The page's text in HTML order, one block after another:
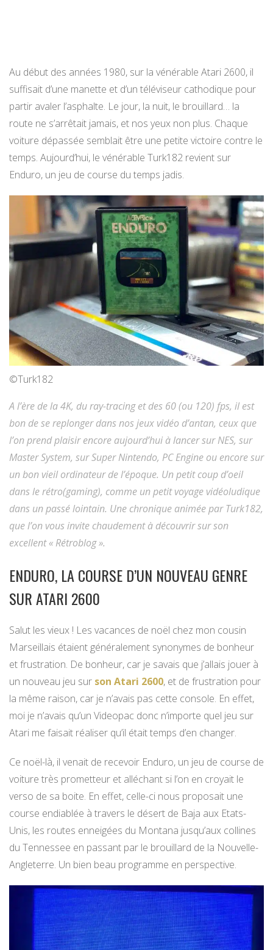
Au début des années 1980, sur la vénérable Atari 2600, il
suffisait d’une manette et d’un téléviseur cathodique pour
partir avaler l’asphalte. Le jour, la nuit, le brouillard… la
route ne s’arrêtait jamais, et nos yeux non plus. Chaque
voiture dépassée semblait être une petite victoire contre le
temps. Aujourd’hui, le vénérable Turk182 revient sur
Enduro, un jeu de course du temps jadis.
©Turk182
A l’ère de la 4K, du ray-tracing et des 60 (ou 120) fps, il est
bon de se replonger dans nos jeux vidéo d’antan, ceux que
l’on prend plaisir encore aujourd’hui à lancer sur NES, sur
Master System, sur Super Nintendo, PC Engine ou encore sur
un bon vieil ordinateur de l’époque. Un petit coup d’oeil
dans le rétro(gaming), comme un petit voyage vidéoludique
dans un passé lointain. Une chronique animée par Turk182,
que l’on vous invite chaudement à découvrir sur son
excellent « Rétroblog ».
ENDURO, LA COURSE D’UN NOUVEAU GENRE
SUR ATARI 2600
Salut les vieux ! Les vacances de noël chez mon cousin
Marseillais étaient généralement synonymes de bonheur
et frustration. De bonheur, car je savais que j’allais jouer à
un nouveau jeu sur son Atari 2600, et de frustration pour
la même raison, car je n’avais pas cette console. En effet,
moi je n’avais qu’un Videopac donc n’importe quel jeu sur
Atari me faisait réaliser qu’il était temps d’en changer.
Ce noël-là, il venait de recevoir Enduro, un jeu de course de
voiture très prometteur et alléchant si l’on en croyait le
verso de sa boite. En effet, celle-ci nous proposait une
course endiablée à travers le désert de Baja aux Etats-
Unis, les routes enneigées du Montana jusqu’aux collines
du Tennessee en passant par le brouillard de la Nouvelle-
Angleterre. Un bien beau programme en perspective.